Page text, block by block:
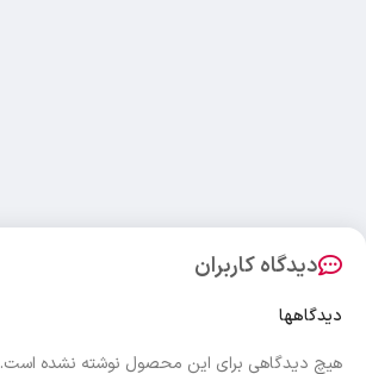
دیدگاه کاربران
دیدگاهها
هیچ دیدگاهی برای این محصول نوشته نشده است.